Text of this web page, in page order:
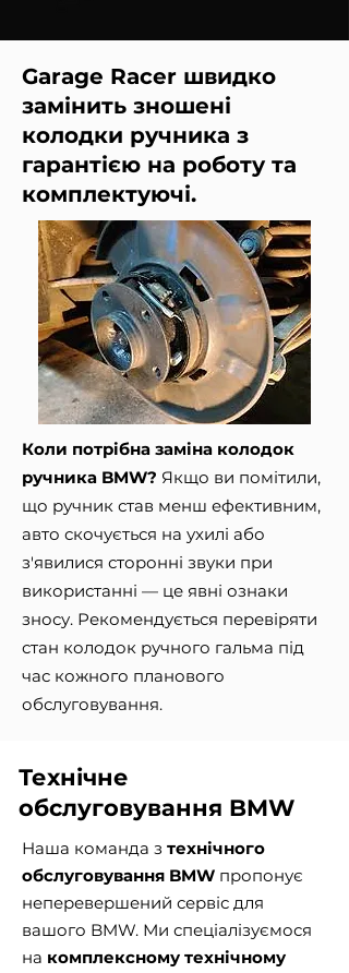
Garage Racer швидко
замінить зношені
колодки ручника з
гарантією на роботу та
комплектуючі.
Коли потрібна заміна колодок
ручника BMW? Якщо ви помітили,
що ручник став менш ефективним,
авто скочується на ухилі або
з'явилися сторонні звуки при
використанні — це явні ознаки
зносу. Рекомендується перевіряти
стан колодок ручного гальма під
час кожного планового
обслуговування.
Технічне
обслуговування BMW
Наша команда з технічного
обслуговування BMW пропонує
неперевершений сервіс для
вашого BMW. Ми спеціалізуємося
на комплексному технічному